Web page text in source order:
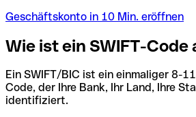
Geschäftskonto in 10 Min. eröffnen
Wie ist ein SWIFT-
Ein SWIFT/BIC ist ein einmaliger 8-
Code, der Ihre Bank, Ihr Land, Ihre
identifiziert.